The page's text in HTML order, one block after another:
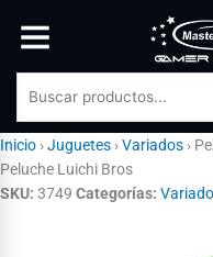
Inicio ›Juguetes ›Variados ›
Peluche Luichi Bros
SKU: 3749 Categorías: